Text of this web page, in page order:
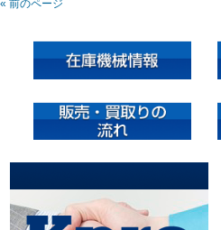
« 前のページ